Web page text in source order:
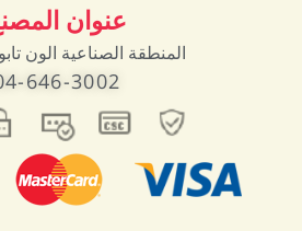
عنوان
المنطقة الصناعية الون
646-3002